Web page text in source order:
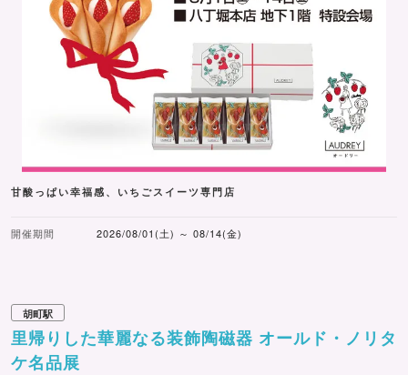
甘酸っぱい幸福感、いちごスイーツ専門店
開催期間 2026/08/01(土) ～ 08/14(金)
胡町駅
里帰りした華麗なる装飾陶磁器 オールド・ノリタ
ケ名品展